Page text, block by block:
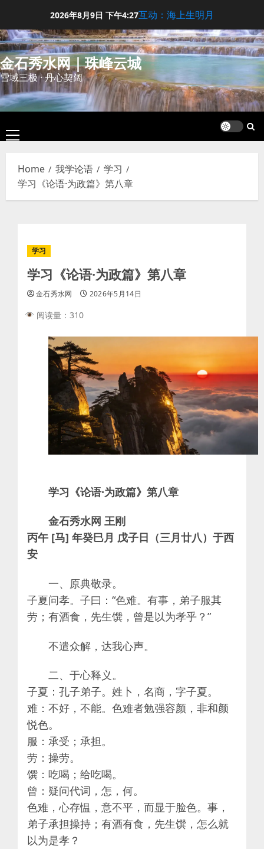
content
2026年8月9日 下午4:27互动：海上生明月
金石秀水网｜珠峰云城
雪域三极 · 丹心契阔
Primary
Menu
Home 我学论语
学习
学习《论语·为政篇》第八章
学习
学习《论语·为政篇》第八章
金石秀水网 2026年5月14日
阅读量：310
学习《论语·为政篇》第八章
金石秀水网 王刚
丙午 [马] 年癸巳月 戊子日（三月廿八）于西
安
一、原典敬录。
子夏问孝。子曰：“色难。有事，弟子服其
劳；有酒食，先生馔，曾是以为孝乎？”
不遣众解，达我心声。
二、于心释义。
子夏：孔子弟子。姓卜，名商，字子夏。
难：不好，不能。色难者勉强容颜，非和颜
悦色。
服：承受；承担。
劳：操劳。
馔：吃喝；给吃喝。
曾：疑问代词，怎，何。
色难，心存愠，意不平，而显于脸色。事，
弟子承担操持；有酒有食，先生馔，怎么就
以为是孝？